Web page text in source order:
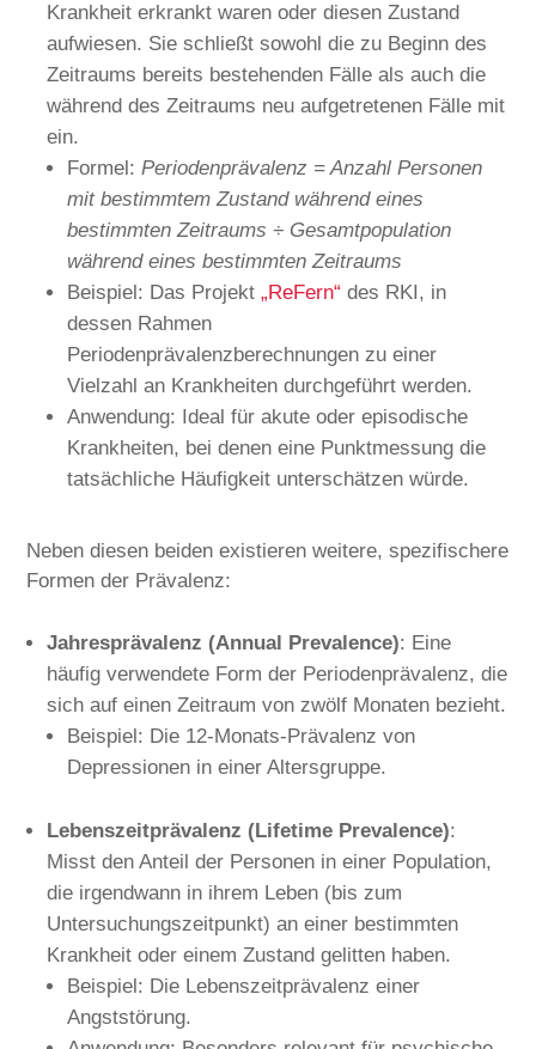
Krankheit erkrankt waren oder diesen Zustand
aufwiesen. Sie schließt sowohl die zu Beginn des
Zeitraums bereits bestehenden Fälle als auch die
während des Zeitraums neu aufgetretenen Fälle mit
ein.
Formel:Periodenprävalenz = Anzahl Personen
mit bestimmtem Zustand während eines
bestimmten Zeitraums ÷ Gesamtpopulation
während eines bestimmten Zeitraums
Beispiel: Das Projekt„ReFern“ des RKI, in
dessen Rahmen
Periodenprävalenzberechnungen zu einer
Vielzahl an Krankheiten durchgeführt werden.
Anwendung: Ideal für akute oder episodische
Krankheiten, bei denen eine Punktmessung die
tatsächliche Häufigkeit unterschätzen würde.
Neben diesen beiden existieren weitere, spezifischere
Formen der Prävalenz:
Jahresprävalenz (Annual Prevalence): Eine
häufig verwendete Form der Periodenprävalenz, die
sich auf einen Zeitraum von zwölf Monaten bezieht.
Beispiel: Die 12-Monats-Prävalenz von
Depressionen in einer Altersgruppe.
Lebenszeitprävalenz (Lifetime Prevalence):
Misst den Anteil der Personen in einer Population,
die irgendwann in ihrem Leben (bis zum
Untersuchungszeitpunkt) an einer bestimmten
Krankheit oder einem Zustand gelitten haben.
Beispiel: Die Lebenszeitprävalenz einer
Angststörung.